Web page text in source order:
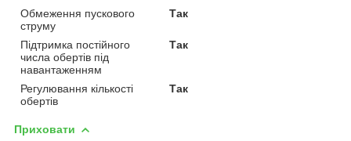
Обмеження пускового
струму
Так
Підтримка постійного
числа обертів під
навантаженням
Так
Регулювання кількості
обертів
Так
Приховати